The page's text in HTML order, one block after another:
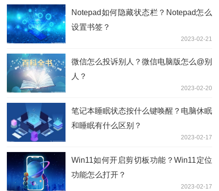
Notepad如何隐藏状态栏？Notepad怎么
设置书签？
2023-02-21
微信怎么投诉别人？微信电脑版怎么@别
人？
2023-02-20
笔记本睡眠状态按什么键唤醒？电脑休眠
和睡眠有什么区别？
2023-02-17
Win11如何开启剪切板功能？Win11定位
功能怎么打开？
2023-02-17